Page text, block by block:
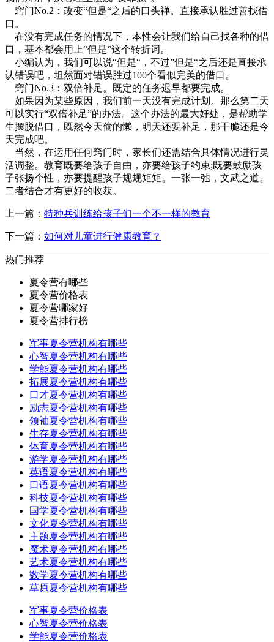
窍门No.2：改变“但是“之后的口头禅。直接承认胜过善找借
口。
在没有完成任务的情况下，本性会让我们给自己找各种的借
口，基本都会用上“但是”这个转折词。
小编认为，我们可以说“但是“，不过”但是“之后还是直接承
认错误吧，坦然面对错误胜过100个看似完美的借口。
窍门No.3：双倍补足。既定的任务迟早都要完成。
如果因为某些原因，我们前一天没有完成计划。那么第二天
可以实行“双倍补足”的办法。这个办法的最大好处，是帮助学
生摆脱借口，既然今天偷的懒，明天还要补足，那干脆还是今
天完成吧。
当然，在运用任何窍门时，家长们还需结合具体情况进行灵
活调整。教育既要给孩子自由，亦要给孩子约束;既要鼓励孩
子张扬个性，亦要提醒孩子规规矩矩。一张一弛，文武之道。
二者结合才有更好的收获。
上一篇： 特种兵训练给孩子们一个不一样的教育
下一篇： 如何对儿童进行健康教育？
热门推荐
夏令营有哪些
夏令营价格表
夏令营哪家好
夏令营排行榜
军事夏令营机构有哪些
心智夏令营机构有哪些
学能夏令营机构有哪些
拓展夏令营机构有哪些
口才夏令营机构有哪些
励志夏令营机构有哪些
领袖夏令营机构有哪些
生存夏令营机构有哪些
体育夏令营机构有哪些
游学夏令营机构有哪些
英语夏令营机构有哪些
口语夏令营机构有哪些
科技夏令营机构有哪些
国学夏令营机构有哪些
文化夏令营机构有哪些
主题夏令营机构有哪些
魔术夏令营机构有哪些
艺术夏令营机构有哪些
数学夏令营机构有哪些
草原夏令营机构有哪些
军事夏令营价格表
心智夏令营价格表
学能夏令营价格表